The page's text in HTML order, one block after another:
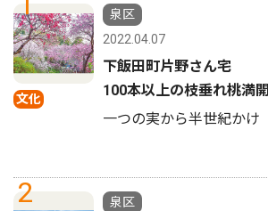
文化
泉区
2022.04.07
下飯田町片野さん宅
100本以上の枝垂れ桃満開
一つの実から半世紀かけ
2 泉区